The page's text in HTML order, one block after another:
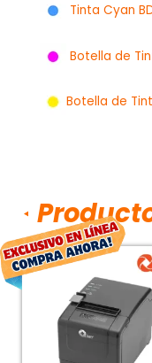
Tinta Cyan
Botella de
Botella de
El
era: